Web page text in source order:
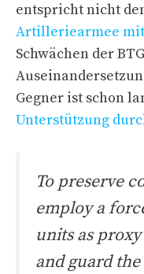
entspricht nicht
Artilleriearmee
Schwächen der
Gegner ist schon
Unterstützung
To preserve
employ a
units as
and guard